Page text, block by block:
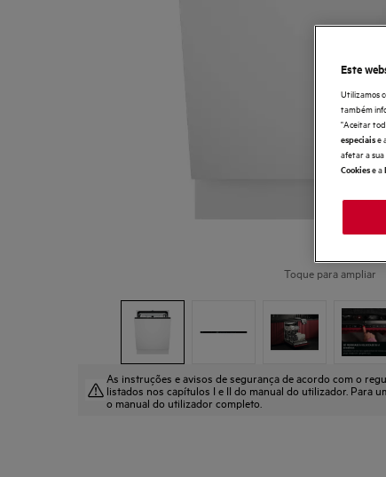
Toque para ampliar
As instruções e avisos de segurança de acordo com o
listados nos capítulos I e II do manual do utilizador. Para
o manual do utilizador completo.
Este
Utilizamos
também
"Aceitar
especiaise
afetar a sua
Cookiese a